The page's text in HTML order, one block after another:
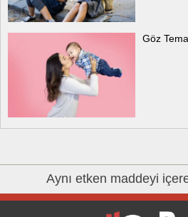
Göz
Aynı etken maddeyi